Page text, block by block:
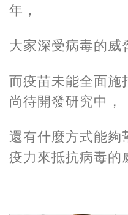
年，
大家深受病毒的威
而疫苗未能全面施
尚待開發研究中，
還有什麼方式能夠
疫力來抵抗病毒的